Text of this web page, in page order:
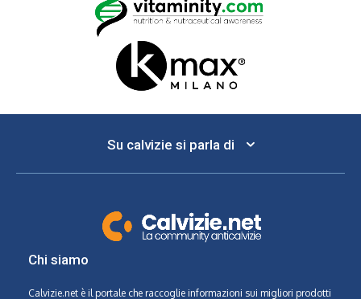
Su calvizie si parla di
Chi siamo
Calvizie.net è il portale che raccoglie informazioni sui migliori prodotti